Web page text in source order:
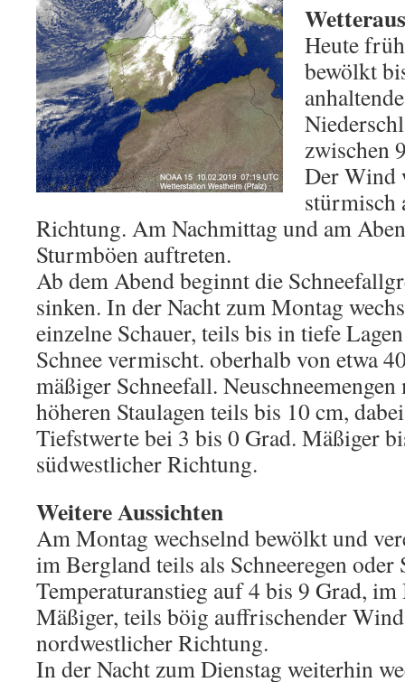
Heute
bewölkt
zwischen
Der Wind
stürmisch
Richtung. Am Nachmittag und am
Sturmböen auftreten.
Ab dem Abend beginnt die
sinken. In der Nacht zum Montag
einzelne Schauer, teils bis in tiefe
Schnee vermischt. oberhalb von etwa
mäßiger Schneefall.
höheren Staulagen teils bis 10 cm,
Tiefstwerte bei 3 bis 0 Grad. Mäßiger
südwestlicher Richtung.
Weitere Aussichten
Am Montag wechselnd bewölkt und
im Bergland teils als Schneeregen oder
Temperaturanstieg auf 4 bis 9 Grad,
Mäßiger, teils böig auffrischender
nordwestlicher Richtung.
In der Nacht zum Dienstag weiterhin